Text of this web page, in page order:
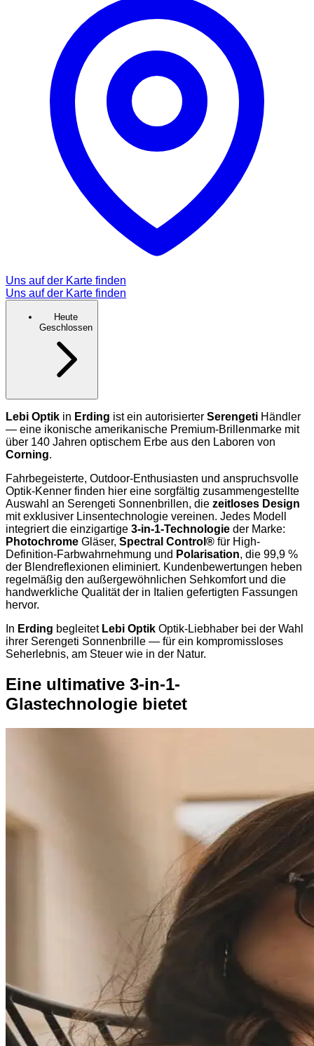
Uns auf der Karte finden
Uns auf der Karte finden
Heute
Geschlossen
Lebi Optik in Erding ist ein autorisierter Serengeti Händler
— eine ikonische amerikanische Premium-Brillenmarke mit
über 140 Jahren optischem Erbe aus den Laboren von
Corning.
Fahrbegeisterte, Outdoor-Enthusiasten und anspruchsvolle
Optik-Kenner finden hier eine sorgfältig zusammengestellte
Auswahl an Serengeti Sonnenbrillen, die zeitloses Design
mit exklusiver Linsentechnologie vereinen. Jedes Modell
integriert die einzigartige 3-in-1-Technologie der Marke:
Photochrome Gläser, Spectral Control® für High-
Definition-Farbwahrnehmung und Polarisation, die 99,9 %
der Blendreflexionen eliminiert. Kundenbewertungen heben
regelmäßig den außergewöhnlichen Sehkomfort und die
handwerkliche Qualität der in Italien gefertigten Fassungen
hervor.
In Erding begleitet Lebi Optik Optik-Liebhaber bei der Wahl
ihrer Serengeti Sonnenbrille — für ein kompromissloses
Seherlebnis, am Steuer wie in der Natur.
Eine ultimative 3-in-1-
Glastechnologie bietet